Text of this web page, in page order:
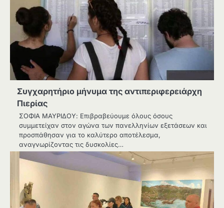
Συγχαρητήριο μήνυμα της αντιπεριφερειάρχη
Πιερίας
ΣΟΦΙΑ ΜΑΥΡΙΔΟΥ: Επιβραβεύουμε όλους όσους
συμμετείχαν στον αγώνα των πανελληνίων εξετάσεων και
προσπάθησαν για το καλύτερο αποτέλεσμα,
αναγνωρίζοντας τις δυσκολίες…